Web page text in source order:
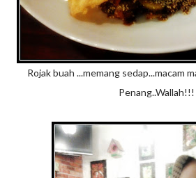
Rojak buah ...memang sedap...macam
Penang..Wallah!!!